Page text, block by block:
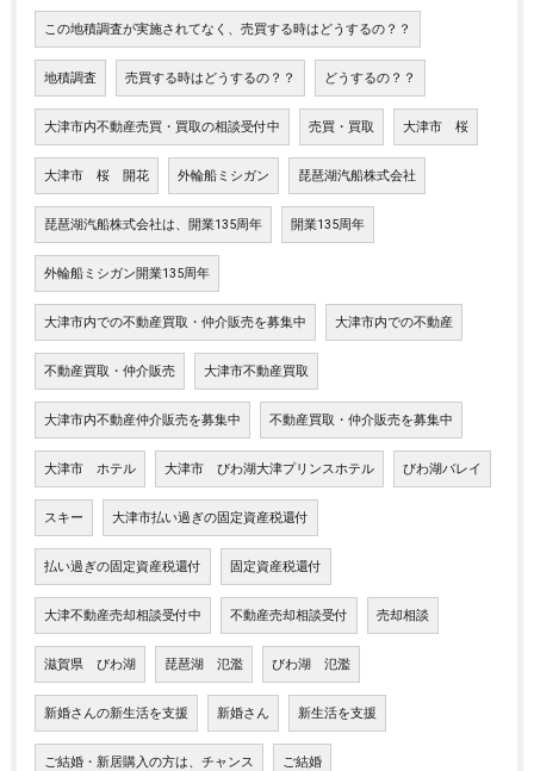
この地積調査が実施されてなく、売買する時はどうするの？？
地積調査 売買する時はどうするの？？ どうするの？？
大津市内不動産売買・買取の相談受付中 売買・買取 大津市 桜
大津市 桜 開花 外輪船ミシガン 琵琶湖汽船株式会社
琵琶湖汽船株式会社は、開業135周年 開業135周年
外輪船ミシガン開業135周年
大津市内での不動産買取・仲介販売を募集中 大津市内での不動産
不動産買取・仲介販売 大津市不動産買取
大津市内不動産仲介販売を募集中 不動産買取・仲介販売を募集中
大津市 ホテル 大津市 びわ湖大津プリンスホテル びわ湖バレイ
スキー 大津市払い過ぎの固定資産税還付
払い過ぎの固定資産税還付 固定資産税還付
大津不動産売却相談受付中 不動産売却相談受付 売却相談
滋賀県 びわ湖 琵琶湖 氾濫 びわ湖 氾濫
新婚さんの新生活を支援 新婚さん 新生活を支援
ご結婚・新居購入の方は、チャンス ご結婚